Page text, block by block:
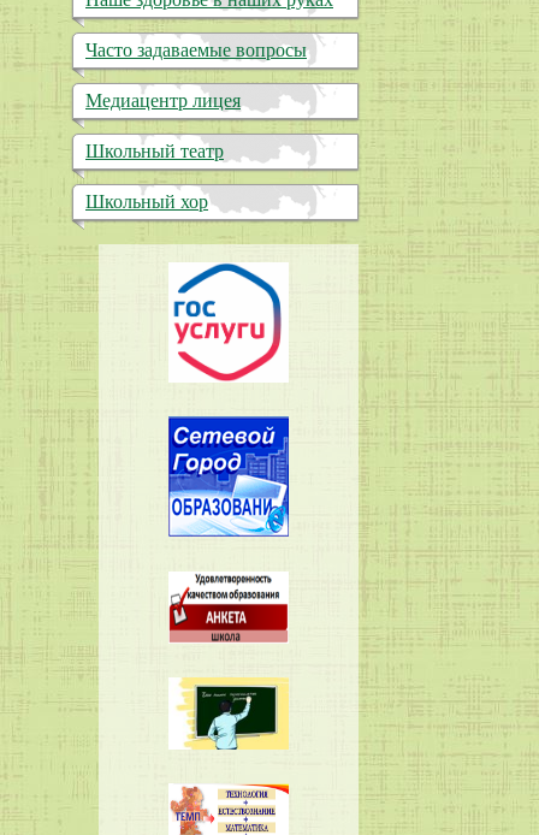
Часто задаваемые вопросы
Медиацентр лицея
Школьный театр
Школьный хор